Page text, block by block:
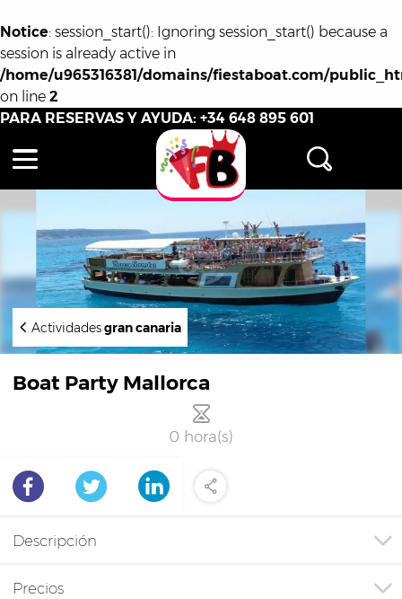
Notice: session_start(): Ignoring session_start() because a
session is already active in
/home/u965316381/domains/fiestaboat.com/
on line 2
PARA RESERVAS Y AYUDA: +34 648 895 601
Actividadesgran canaria
Boat Party Mallorca
0 hora(s)
Descripción
Precios